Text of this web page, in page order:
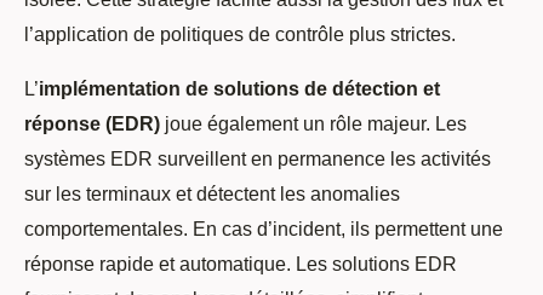
l’application de politiques de contrôle plus strictes.
L’implémentation de solutions de détection et
réponse (EDR) joue également un rôle majeur. Les
systèmes EDR surveillent en permanence les activités
sur les terminaux et détectent les anomalies
comportementales. En cas d’incident, ils permettent une
réponse rapide et automatique. Les solutions EDR